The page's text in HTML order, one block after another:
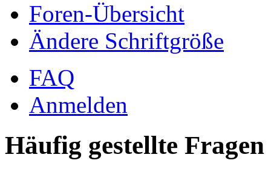
Foren-Übersicht
Ändere Schriftgröße
FAQ
Anmelden
Häufig gestellte Fragen